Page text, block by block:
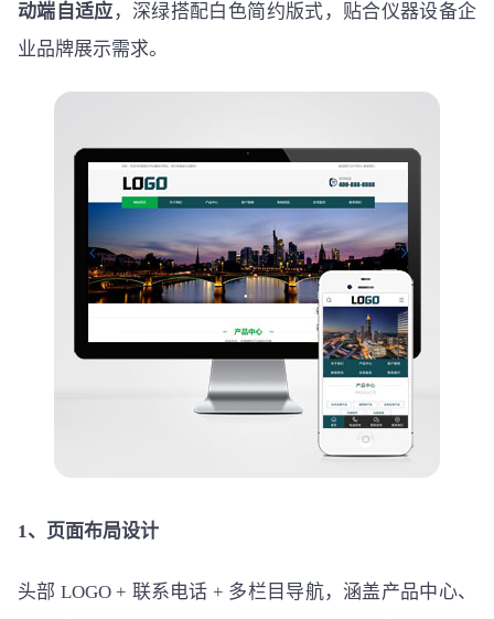
动端自适应 ，深绿搭配白色简约版式，贴合仪器设备企
业品牌展示需求。
1、页面布局设计
头部 LOGO + 联系电话 + 多栏目导航，涵盖产品中心、